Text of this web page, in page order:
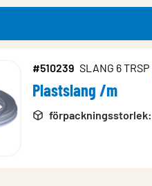
#510239 SLANG 6 TRSP
Plastslang /m
förpackningsstorlek: